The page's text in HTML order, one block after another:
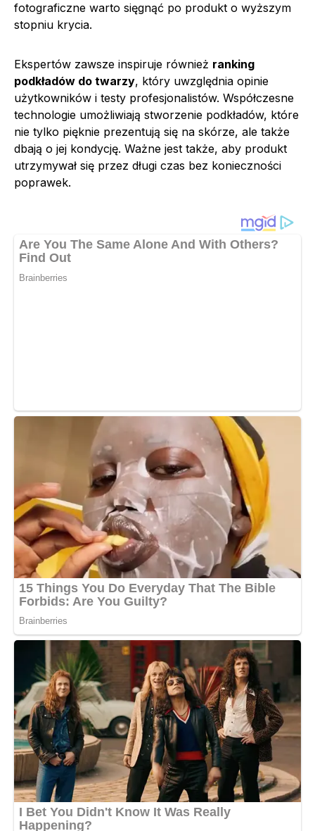
fotograficzne warto sięgnąć po produkt o wyższym
stopniu krycia.
Ekspertów zawsze inspiruje również ranking
podkładów do twarzy, który uwzględnia opinie
użytkowników i testy profesjonalistów. Współczesne
technologie umożliwiają stworzenie podkładów, które
nie tylko pięknie prezentują się na skórze, ale także
dbają o jej kondycję. Ważne jest także, aby produkt
utrzymywał się przez długi czas bez konieczności
poprawek.